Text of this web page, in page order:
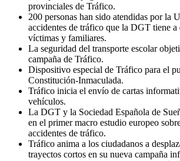
provinciales de Tráfico.
200 personas han sido atendidas por la
accidentes de tráfico que la DGT tiene a
víctimas y familiares.
La seguridad del transporte escolar
campaña de Tráfico.
Dispositivo especial de Tráfico para el
Constitución-Inmaculada.
Tráfico inicia el envío de cartas
vehículos.
La DGT y la Sociedad Española de
en el primer macro estudio europeo
accidentes de tráfico.
Tráfico anima a los ciudadanos a
trayectos cortos en su nueva campaña